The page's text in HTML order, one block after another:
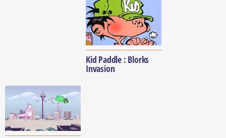
Kid Paddle : Blorks
Invasion